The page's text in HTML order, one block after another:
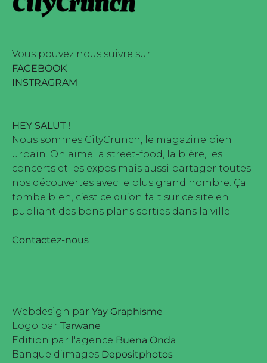
marque déposée • Tous droits
édité par Buena Onda Web •
Vous pouvez nous suivre sur :
FACEBOOK
INSTRAGRAM
HEY SALUT !
Nous sommes CityCrunch, le magazine bien
urbain. On aime la street-food, la bière, les
concerts et les expos mais aussi partager toutes
nos découvertes avec le plus grand nombre. Ça
tombe bien, c’est ce qu’on fait sur ce site en
publiant des bons plans sorties dans la ville.
Contactez-nous
Webdesign par Yay Graphisme
Logo par Tarwane
Edition par l'agence Buena Onda
Banque d’images Depositphotos